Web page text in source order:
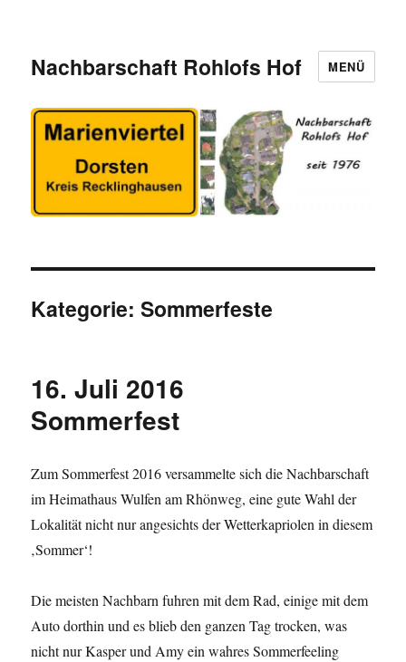
Nachbarschaft Rohlofs Hof MENÜ
Kategorie:Sommerfeste
16. Juli 2016
Sommerfest
Zum Sommerfest 2016 versammelte sich die Nachbarschaft
im Heimathaus Wulfen am Rhönweg, eine gute Wahl der
Lokalität nicht nur angesichts der Wetterkapriolen in diesem
‚Sommer‘!
Die meisten Nachbarn fuhren mit dem Rad, einige mit dem
Auto dorthin und es blieb den ganzen Tag trocken, was
nicht nur Kasper und Amy ein wahres Sommerfeeling